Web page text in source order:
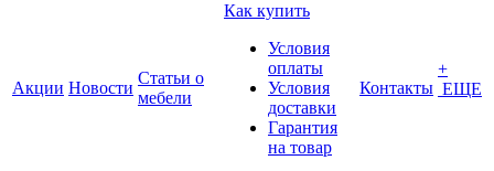
Акции Новости
Статьи о
мебели
Как купить
Условия
оплаты
Условия
доставки
Гарантия
на товар
Контакты
+
ЕЩЕ